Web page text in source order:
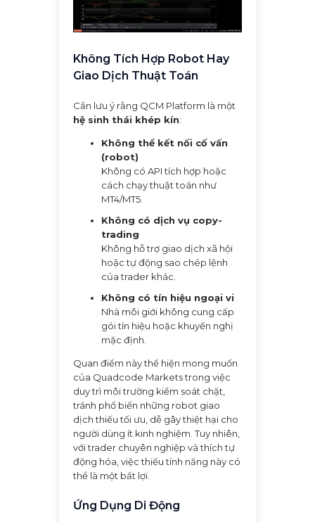
Không Tích Hợp Robot Hay
Giao Dịch Thuật Toán
Cần lưu ý rằng QCM Platform là một
hệ sinh thái khép kín:
Không thể kết nối cố vấn
(robot)
Không có API tích hợp hoặc
cách chạy thuật toán như
MT4/MT5.
Không có dịch vụ copy-
trading
Không hỗ trợ giao dịch xã hội
hoặc tự động sao chép lệnh
của trader khác.
Không có tín hiệu ngoại vi
Nhà môi giới không cung cấp
gói tín hiệu hoặc khuyến nghị
mặc định.
Quan điểm này thể hiện mong muốn
của Quadcode Markets trong việc
duy trì môi trường kiểm soát chặt,
tránh phổ biến những robot giao
dịch thiếu tối ưu, dễ gây thiệt hại cho
người dùng ít kinh nghiệm. Tuy nhiên,
với trader chuyên nghiệp và thích tự
động hóa, việc thiếu tính năng này có
thể là một bất lợi.
Ứng Dụng Di Động